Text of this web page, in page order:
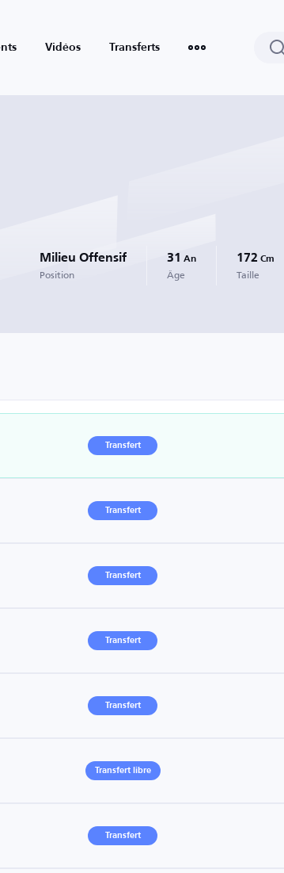
Vidéos Transferts
Milieu Offensif
Position
31 An
Âge
172 Cm
Taille
Transfert
Transfert
Transfert
Transfert
Transfert
Transfert libre
Transfert